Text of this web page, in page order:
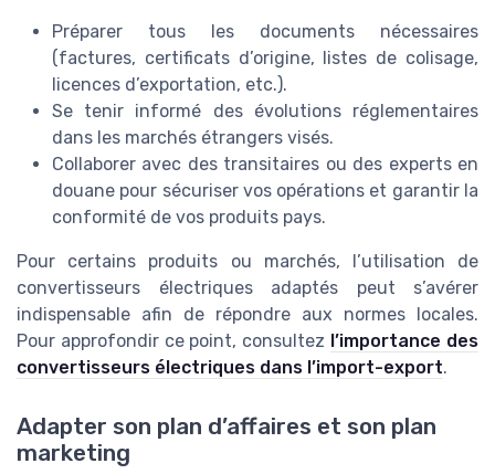
Préparer tous les documents nécessaires
(factures, certificats d’origine, listes de colisage,
licences d’exportation, etc.).
Se tenir informé des évolutions réglementaires
dans les marchés étrangers visés.
Collaborer avec des transitaires ou des experts en
douane pour sécuriser vos opérations et garantir la
conformité de vos produits pays.
Pour certains produits ou marchés, l’utilisation de
convertisseurs électriques adaptés peut s’avérer
indispensable afin de répondre aux normes locales.
Pour approfondir ce point, consultez l’importance des
convertisseurs électriques dans l’import-export.
Adapter son plan d’affaires et son plan
marketing